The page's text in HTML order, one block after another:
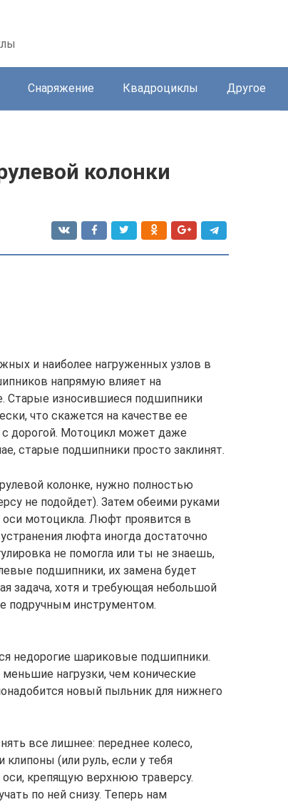
Снаряжение Квадроциклы Другое
колонки
и наиболее нагруженных узлов в
напрямую влияет на
Старые износившиеся подшипники
что скажется на качестве ее
с дорогой. Мотоцикл может даже
старые подшипники просто заклинят.
колонке, нужно полностью
не подойдет). Затем обеими руками
оси мотоцикла. Люфт проявится в
люфта иногда достаточно
не помогла или ты не знаешь,
подшипники, их замена будет
задача, хотя и требующая небольшой
подручным инструментом.
недорогие шариковые подшипники.
нагрузки, чем конические
новый пыльник для нижнего
все лишнее: переднее колесо,
(или руль, если у тебя
оси, крепящую верхнюю траверсу.
по ней снизу. Теперь нам